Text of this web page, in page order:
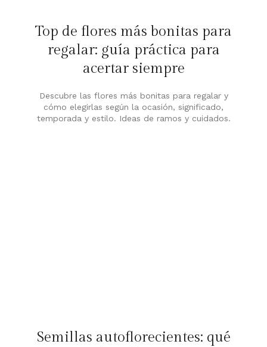
Top de flores más bonitas para
regalar: guía práctica para
acertar siempre
Descubre las flores más bonitas para regalar y
cómo elegirlas según la ocasión, significado,
temporada y estilo. Ideas de ramos y cuidados.
Semillas autoflorecientes: qué